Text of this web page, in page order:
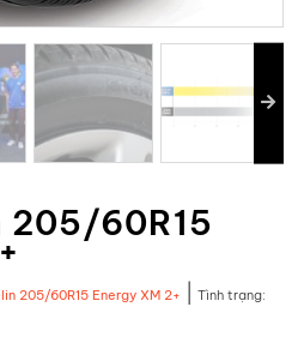
205/60R15
205/60R15 Energy XM 2+
Tình trạng: